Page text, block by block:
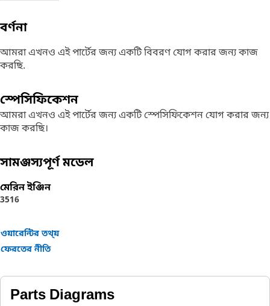
বর্ণনা
আমরা এখনও এই পার্টের জন্য একটি বিবরণ যোগ করার জন্য কাজ
করছি.
স্পেসিফিকেশন
আমরা এখনও এই পার্টের জন্য একটি স্পেসিফিকেশন যোগ করার জন্য
কাজ করছি।
সামঞ্জস্যপূর্ণ মডেল
মেরিন ইঞ্জিন
3516
ওয়ারেন্টির তথ্য়
ফেরতের নীতি
Parts Diagrams